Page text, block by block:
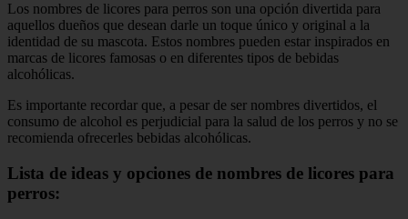
Los nombres de licores para perros son una opción divertida para
aquellos dueños que desean darle un toque único y original a la
identidad de su mascota. Estos nombres pueden estar inspirados en
marcas de licores famosas o en diferentes tipos de bebidas
alcohólicas.
Es importante recordar que, a pesar de ser nombres divertidos, el
consumo de alcohol es perjudicial para la salud de los perros y no se
recomienda ofrecerles bebidas alcohólicas.
Lista de ideas y opciones de nombres de licores para
perros: